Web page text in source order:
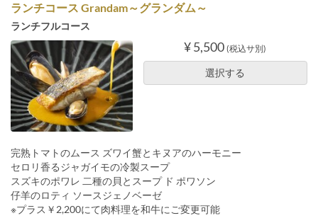
ランチコース Grandam～グランダム～
ランチフルコース
¥ 5,500 (税込サ別)
選択する
完熟トマトのムース ズワイ蟹とキヌアのハーモニー
セロリ香るジャガイモの冷製スープ
スズキのポワレ 二種の貝とスープ ド ポワソン
仔羊のロティ ソースジェノベーゼ
※プラス￥2,200にて肉料理を和牛にご変更可能